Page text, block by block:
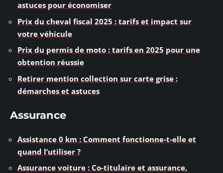
astuces pour économiser
Prix du cheval fiscal 2025 : tarifs et impact sur
votre véhicule
Prix du permis de moto : tarifs en 2025 pour une
obtention réussie
Retirer mention collection sur carte grise :
démarches et astuces
Assurance
Assistance 0 km : Comment fonctionne-t-elle et
quand l’utiliser ?
Assurance voiture : Co-titulaire et assurance,